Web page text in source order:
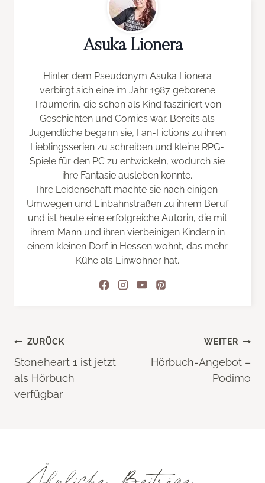
Asuka Lionera
Hinter dem Pseudonym Asuka Lionera
verbirgt sich eine im Jahr 1987 geborene
Träumerin, die schon als Kind fasziniert von
Geschichten und Comics war. Bereits als
Jugendliche begann sie, Fan-Fictions zu ihren
Lieblingsserien zu schreiben und kleine RPG-
Spiele für den PC zu entwickeln, wodurch sie
ihre Fantasie ausleben konnte.
Ihre Leidenschaft machte sie nach einigen
Umwegen und Einbahnstraßen zu ihrem Beruf
und ist heute eine erfolgreiche Autorin, die mit
ihrem Mann und ihren vierbeinigen Kindern in
einem kleinen Dorf in Hessen wohnt, das mehr
Kühe als Einwohner hat.
Beitragsnavigation
ZURÜCK
Stoneheart 1 ist jetzt
als Hörbuch
verfügbar
WEITER
Hörbuch-Angebot –
Podimo